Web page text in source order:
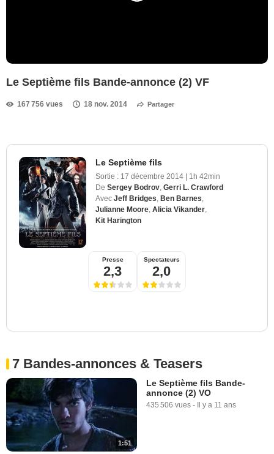
Le Septième fils Bande-annonce (2) VF
167 756 vues 18 nov. 2014 Partager
Le Septième fils
Sortie : 17 décembre 2014 | 1h 42min
De Sergey Bodrov Gerri L. Crawford
Avec Jeff Bridges Ben Barnes
Julianne Moore Alicia Vikander
Kit Harington
Presse
2,3
Spectateurs
2,0
7 Bandes-annonces & Teasers
1:51
Le Septième fils Bande-
annonce (2) VO
435 506 vues - Il y a 11 ans